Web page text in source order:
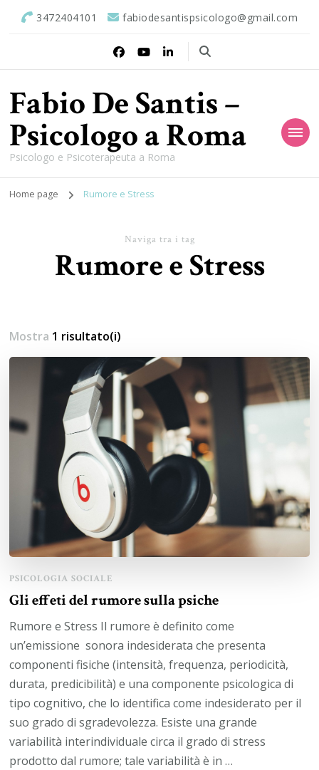
3472404101 fabiodesantispsicologo@gmail.com
Fabio De Santis –
Psicologo a Roma
Psicologo e Psicoterapeuta a Roma
Home page Rumore e Stress
Naviga tra i tag
Rumore e Stress
Mostra 1 risultato(i)
PSICOLOGIA SOCIALE
Gli effeti del rumore sulla psiche
Rumore e Stress Il rumore è definito come
un’emissione sonora indesiderata che presenta
componenti fisiche (intensità, frequenza, periodicità,
durata, predicibilità) e una componente psicologica di
tipo cognitivo, che lo identifica come indesiderato per il
suo grado di sgradevolezza. Esiste una grande
variabilità interindividuale circa il grado di stress
prodotto dal rumore; tale variabilità è in …